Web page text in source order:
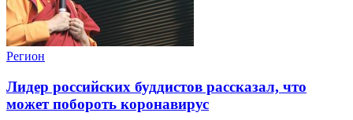
Регион
Лидер российских буддистов рассказал, что
может побороть коронавирус